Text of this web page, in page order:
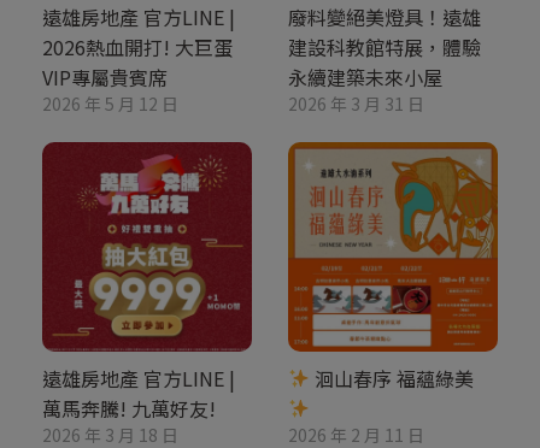
遠雄房地產 官方LINE |
2026熱血開打! 大巨蛋
VIP專屬貴賓席
2026 年 5 月 12 日
廢料變絕美燈具！遠雄
建設科教館特展，體驗
永續建築未來小屋
2026 年 3 月 31 日
遠雄房地產 官方LINE |
萬馬奔騰! 九萬好友!
2026 年 3 月 18 日
洄山春序 福蘊綠美
2026 年 2 月 11 日